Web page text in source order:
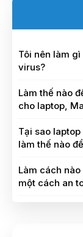
Tôi nên làm
virus?
Làm thế nào
cho laptop,
Tại sao
làm thế nào
Làm cách
một cách an